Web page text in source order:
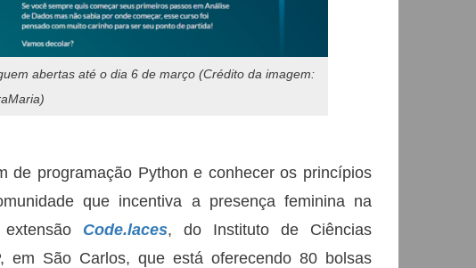
abertas até o dia 6 de março (Crédito da imagem:
de programação Python e conhecer os princípios
que incentiva a presença feminina na
Code.laces, do Instituto de Ciências
em São Carlos, que está oferecendo 80 bolsas